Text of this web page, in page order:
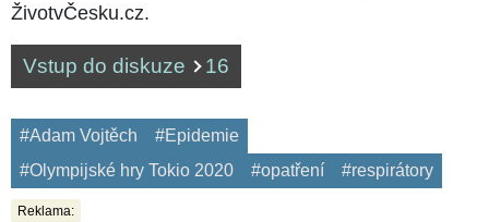
ŽivotvČesku.cz.
Vstup do diskuze 16
#Adam Vojtěch
#Epidemie
#Olympijské hry Tokio 2020
#opatření #respirátory
Reklama: